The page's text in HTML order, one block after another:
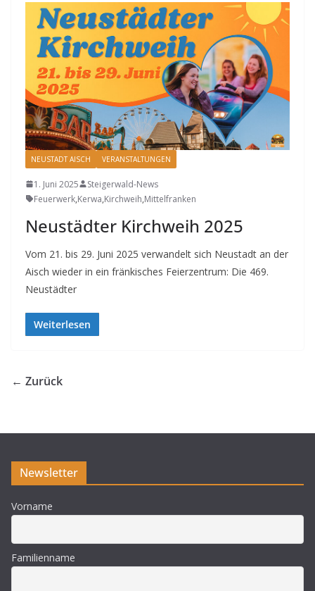
NEUSTADT AISCH VERANSTALTUNGEN
1. Juni 2025
Steigerwald-News
Feuerwerk,Kerwa,Kirchweih,Mittelfranken
Neustädter Kirchweih 2025
Vom 21. bis 29. Juni 2025 verwandelt sich Neustadt an der
Aisch wieder in ein fränkisches Feierzentrum: Die 469.
Neustädter
Weiterlesen
← Zurück
Newsletter
Vorname
Familienname